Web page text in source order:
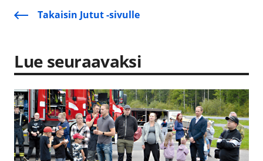
Takaisin Jutut -sivulle
Lue seuraavaksi